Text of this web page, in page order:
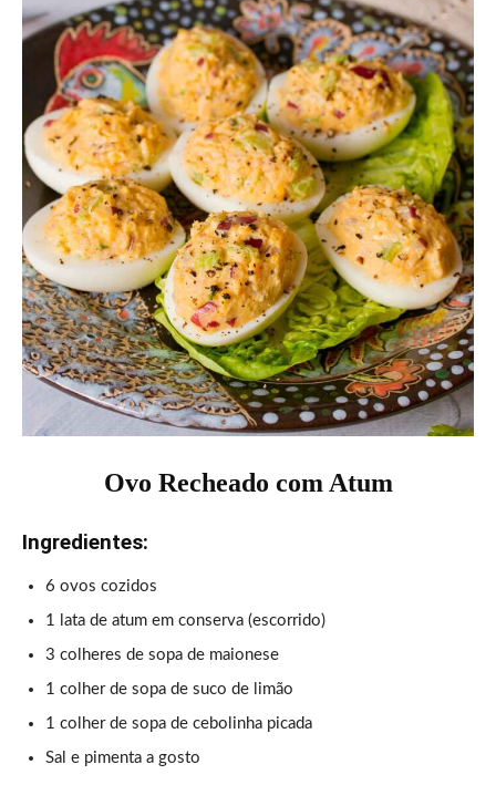
Ovo Recheado com Atum
Ingredientes:
6 ovos cozidos
1 lata de atum em conserva (escorrido)
3 colheres de sopa de maionese
1 colher de sopa de suco de limão
1 colher de sopa de cebolinha picada
Sal e pimenta a gosto